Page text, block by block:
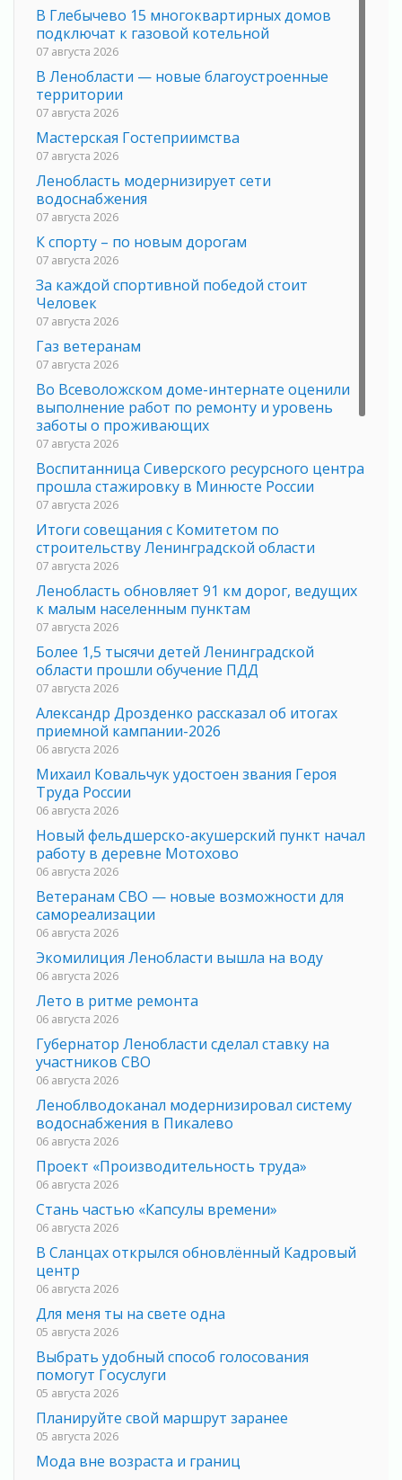
В Глебычево 15 многоквартирных домов
подключат к газовой котельной
07 августа 2026
В Ленобласти — новые благоустроенные
территории
07 августа 2026
Мастерская Гостеприимства
07 августа 2026
Ленобласть модернизирует сети
водоснабжения
07 августа 2026
К спорту – по новым дорогам
07 августа 2026
За каждой спортивной победой стоит
Человек
07 августа 2026
Газ ветеранам
07 августа 2026
Во Всеволожском доме-интернате оценили
выполнение работ по ремонту и уровень
заботы о проживающих
07 августа 2026
Воспитанница Сиверского ресурсного центра
прошла стажировку в Минюсте России
07 августа 2026
Итоги совещания с Комитетом по
строительству Ленинградской области
07 августа 2026
Ленобласть обновляет 91 км дорог, ведущих
к малым населенным пунктам
07 августа 2026
Более 1,5 тысячи детей Ленинградской
области прошли обучение ПДД
07 августа 2026
Александр Дрозденко рассказал об итогах
приемной кампании-2026
06 августа 2026
Михаил Ковальчук удостоен звания Героя
Труда России
06 августа 2026
Новый фельдшерско-акушерский пункт начал
работу в деревне Мотохово
06 августа 2026
Ветеранам СВО — новые возможности для
самореализации
06 августа 2026
Экомилиция Ленобласти вышла на воду
06 августа 2026
Лето в ритме ремонта
06 августа 2026
Губернатор Ленобласти сделал ставку на
участников СВО
06 августа 2026
Леноблводоканал модернизировал систему
водоснабжения в Пикалево
06 августа 2026
Проект «Производительность труда»
06 августа 2026
Стань частью «Капсулы времени»
06 августа 2026
В Сланцах открылся обновлённый Кадровый
центр
06 августа 2026
Для меня ты на свете одна
05 августа 2026
Выбрать удобный способ голосования
помогут Госуслуги
05 августа 2026
Планируйте свой маршрут заранее
05 августа 2026
Мода вне возраста и границ